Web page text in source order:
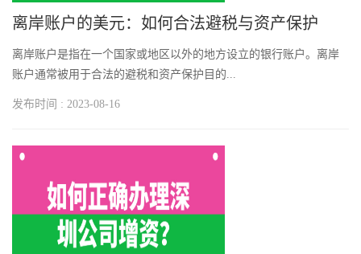
离岸账户的美元：如何合法避税与资产保护
离岸账户是指在一个国家或地区以外的地方设立的银行账户。离岸
账户通常被用于合法的避税和资产保护目的...
发布时间 : 2023-08-16